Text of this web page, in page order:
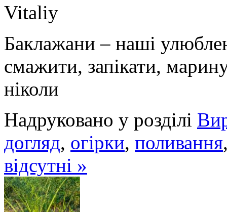
Vitaliy
Баклажани – наші
смажити, запікати,
ніколи
Надруковано у розділі
догляд, огірки, поливання
відсутні »